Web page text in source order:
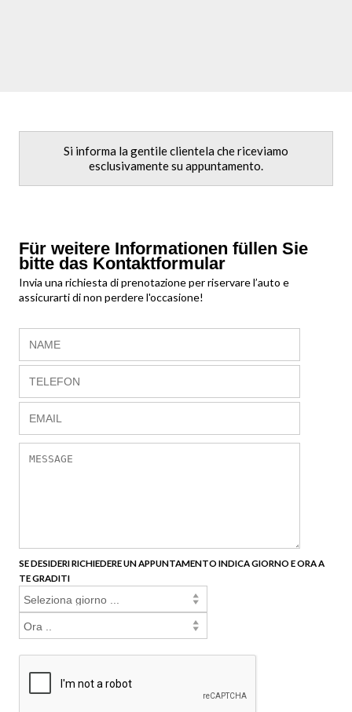
Si informa la gentile clientela che riceviamo
esclusivamente su appuntamento.
Für weitere Informationen füllen Sie
bitte das Kontaktformular
Invia una richiesta di prenotazione per riservare l’auto e
assicurarti di non perdere l'occasione!
SE DESIDERI RICHIEDERE UN APPUNTAMENTO INDICA GIORNO E ORA A
TE GRADITI